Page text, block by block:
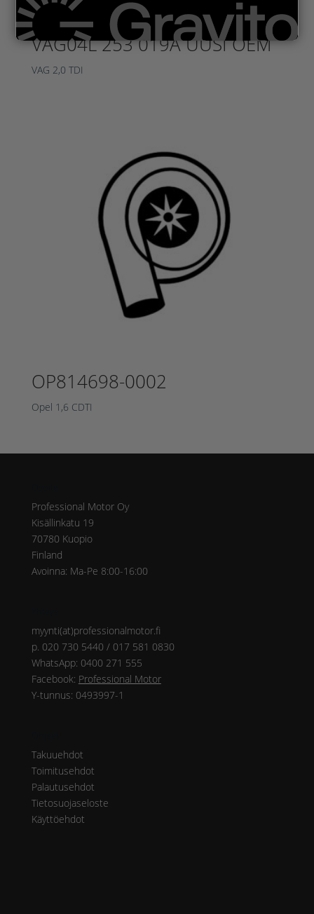
VAG04L 253 019A UUSI OEM
VAG 2,0 TDI
OP814698-0002
Opel 1,6 CDTI
Professional Motor Oy
Kisällinkatu 19
70780 Kuopio
Finland
Avoinna: Ma-Pe 8:00-16:00
myynti(at)professionalmotor.fi
p. 020 730 5440 / 017 581 0830
WhatsApp: 0400 271 555
Facebook: Professional Motor
Y-tunnus: 0493997-1
Takuuehdot
Toimitusehdot
Palautusehdot
Tietosuojaseloste
Käyttöehdot